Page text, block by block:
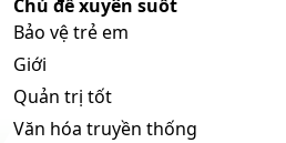
Chủ đề xuyên suốt
Bảo vệ trẻ em
Giới
Quản trị tốt
Văn hóa truyền thống